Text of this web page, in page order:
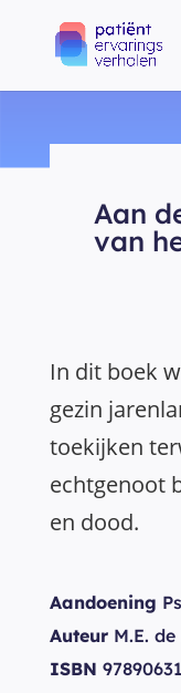
Aan
van
In dit boek
gezin
toekijken
echtgenoot
en dood.
Aandoening
Auteur M.E.
ISBN